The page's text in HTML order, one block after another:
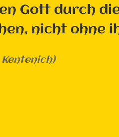
Gott durch
nicht ohne
Kentenich)